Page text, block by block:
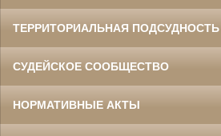
ТЕРРИТОРИАЛЬНАЯ ПОДСУДНОСТЬ
СУДЕЙСКОЕ СООБЩЕСТВО
НОРМАТИВНЫЕ АКТЫ